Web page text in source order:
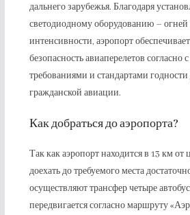
дальнего зарубежья. Благодаря
светодиодному оборудованию – огней
интенсивности, аэропорт
безопасность авиаперелетов
требованиями и стандартами
гражданской авиации.
Как добраться до аэропорта?
Так как аэропорт находится в 13 км от
доехать до требуемого места
осуществляют трансфер четыре
передвигается согласно маршруту